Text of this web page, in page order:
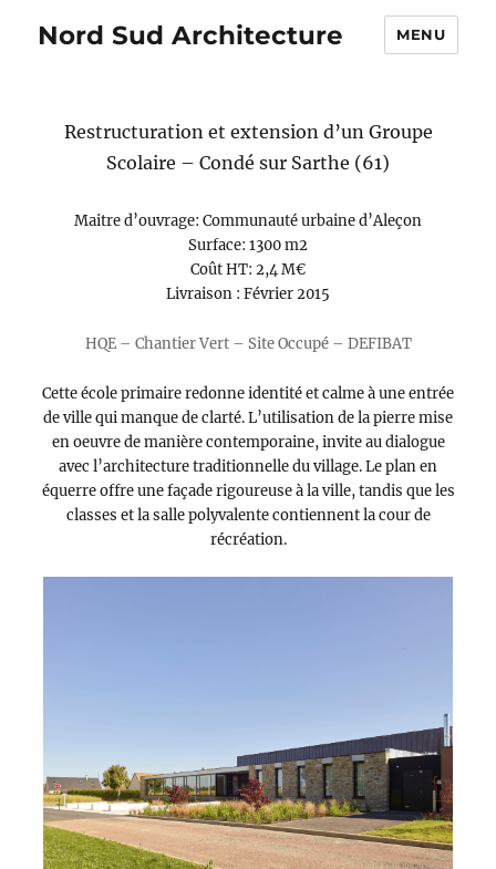
Nord Sud Architecture MENU
Restructuration et extension d’un Groupe
Scolaire – Condé sur Sarthe (61)
Maitre d’ouvrage: Communauté urbaine d’Aleçon
Surface: 1300 m2
Coût HT: 2,4 M€
Livraison : Février 2015
HQE – Chantier Vert – Site Occupé – DEFIBAT
Cette école primaire redonne identité et calme à une entrée
de ville qui manque de clarté. L’utilisation de la pierre mise
en oeuvre de manière contemporaine, invite au dialogue
avec l’architecture traditionnelle du village. Le plan en
équerre offre une façade rigoureuse à la ville, tandis que les
classes et la salle polyvalente contiennent la cour de
récréation.